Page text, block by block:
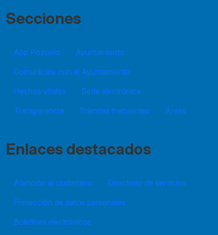
Secciones
App Pozuelo
Ayuntamiento
Comunícate con el Ayuntamiento
Hechos vitales
Sede electrónica
Transparencia
Trámites frecuentes Áreas
Enlaces destacados
Atención al ciudadano
Directorio de servicios
Protección de datos personales
Boletines electrónicos